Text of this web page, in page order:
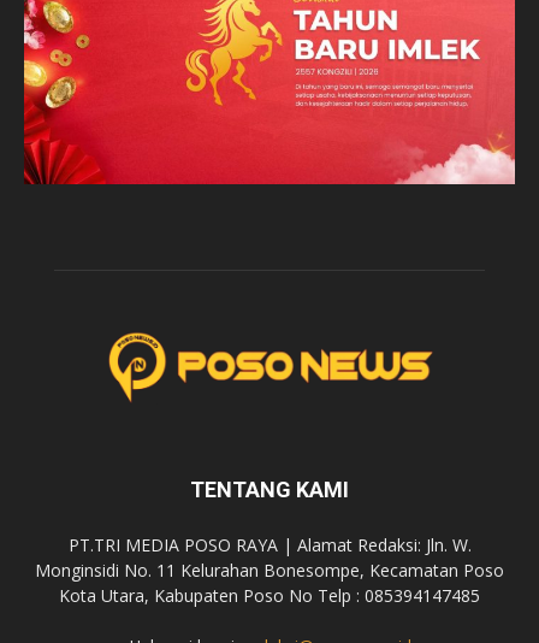
TENTANG KAMI
PT.TRI MEDIA POSO RAYA | Alamat Redaksi: Jln. W.
Monginsidi No. 11 Kelurahan Bonesompe, Kecamatan Poso
Kota Utara, Kabupaten Poso No Telp : 085394147485